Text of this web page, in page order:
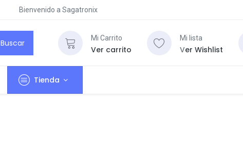
Bienvenido a Sagatronix
Buscar Mi Carrito
Ver carrito
Mi lista
Ver Wishlist
Tienda